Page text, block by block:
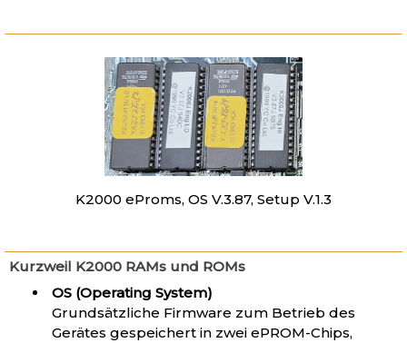
K2000 eProms, OS V.3.87, Setup V.1.3
Kurzweil K2000 RAMs und ROMs
OS (Operating System)
Grundsätzliche Firmware zum Betrieb des
Gerätes gespeichert in zwei ePROM-Chips,